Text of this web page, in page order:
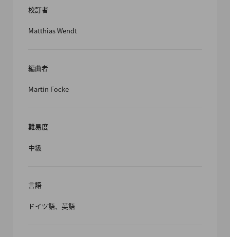
校訂者
Matthias Wendt
編曲者
Martin Focke
難易度
中級
言語
ドイツ語、英語